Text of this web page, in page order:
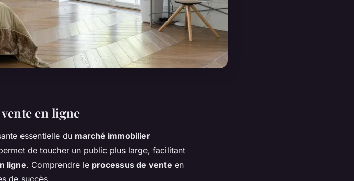
en ligne
essentielle du marché immobilier
de toucher un public plus large, facilitant
ligne. Comprendre le processus de vente en